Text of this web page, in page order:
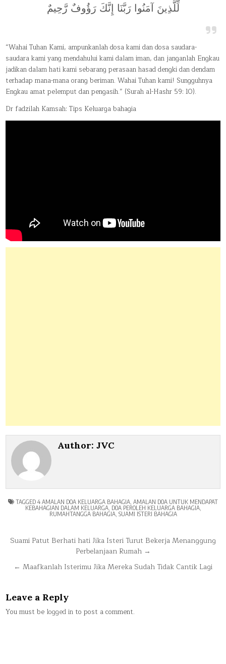
لِّلَّذِينَ آمَنُوا رَبَّنَا إِنَّكَ رَؤُوفٌ رَّحِيمٌ
“Wahai Tuhan Kami, ampunkanlah dosa kami dan dosa saudara-
saudara kami yang mendahului kami dalam iman, dan janganlah Engkau
jadikan dalam hati kami sebarang perasaan hasad dengki dan dendam
terhadap mana-mana orang beriman. Wahai Tuhan kami! Sungguhnya
Engkau amat pelemput dan pengasih.” (Surah al-Hashr 59: 10).
Dr fadzilah Kamsah: Tips Keluarga bahagia
Author:JVC
TAGGED 4 AMALAN DOA KELUARGA BAHAGIA, AMALAN DOA UNTUK MENDAPAT
KEBAHAGIAN DALAM KELUARGA, DOA PEROLEH KELUARGA BAHAGIA,
RUMAHTANGGA BAHAGIA, SUAMI ISTERI BAHAGIA
Post
navigation
Suami Patut Berhati hati Jika Isteri Turut Bekerja Menanggung
Perbelanjaan Rumah →
← Maafkanlah Isterimu Jika Mereka Sudah Tidak Cantik Lagi
Leave a Reply
You must be logged in to post a comment.